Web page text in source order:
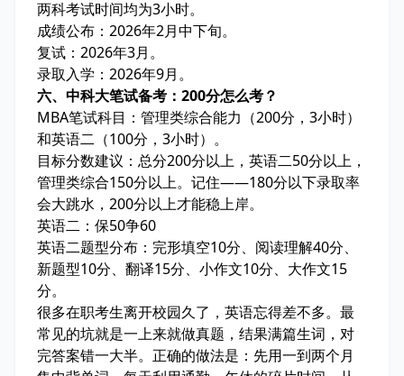
两科考试时间均为3小时。
成绩公布：2026年2月中下旬。
复试：2026年3月。
录取入学：2026年9月。
六、中科大笔试备考：200分怎么考？
MBA笔试科目：管理类综合能力（200分，3小时）
和英语二（100分，3小时）。
目标分数建议：总分200分以上，英语二50分以上，
管理类综合150分以上。记住——180分以下录取率
会大跳水，200分以上才能稳上岸。
英语二：保50争60
英语二题型分布：完形填空10分、阅读理解40分、
新题型10分、翻译15分、小作文10分、大作文15
分。
很多在职考生离开校园久了，英语忘得差不多。最
常见的坑就是一上来就做真题，结果满篇生词，对
完答案错一大半。正确的做法是：先用一到两个月